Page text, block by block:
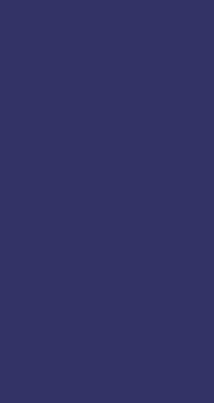
webbplats, öppnas